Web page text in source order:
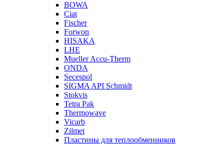
BOWA
Ciat
Fischer
Forwon
HISAKA
LHE
Mueller Accu-Therm
ONDA
Secespol
SIGMA API Schmidt
Stokvis
Tetra Pak
Thermowave
Vicarb
Zilmet
Пластины для теплообменников